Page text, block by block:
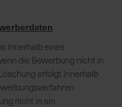
innerhalb eines
die Bewerbung nicht in
erfolgt innerhalb
nicht in ein